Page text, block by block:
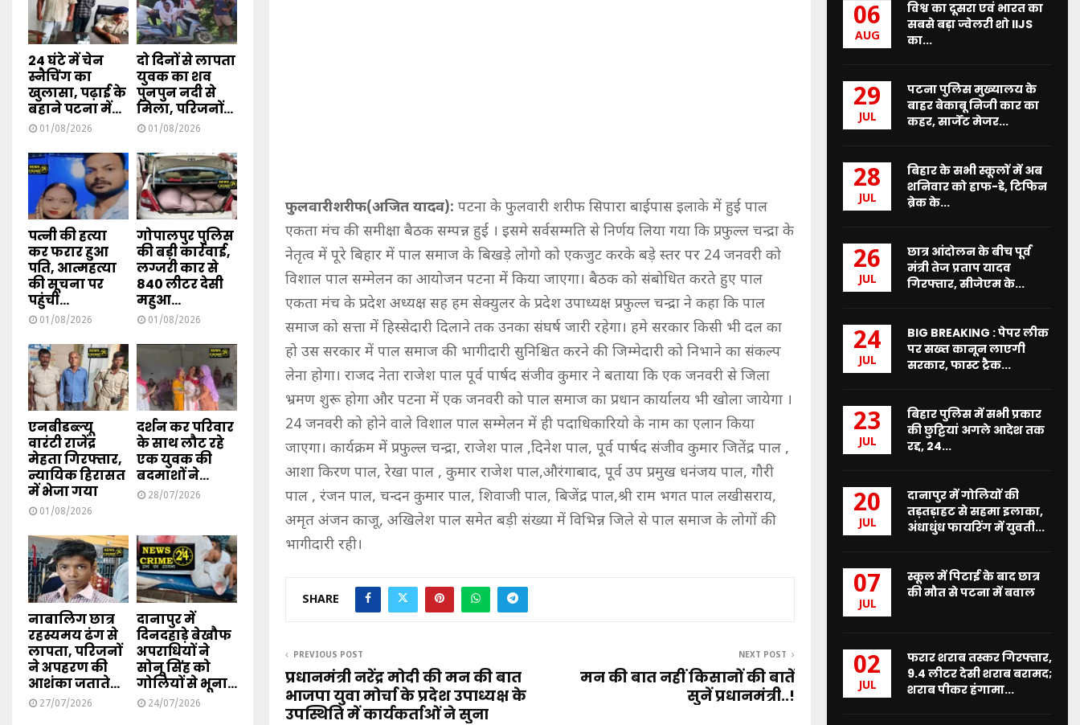
फुलवारीशरीफ(अजित यादव): पटना के फुलवारी शरीफ सिपारा बाईपास इलाके में हुई पाल
एकता मंच की समीक्षा बैठक सम्पन्न हुई । इसमे सर्वसम्मति से निर्णय लिया गया कि प्रफुल्ल चन्द्रा के
नेतृत्व में पूरे बिहार में पाल समाज के बिखड़े लोगो को एकजुट करके बड़े स्तर पर 24 जनवरी को
विशाल पाल सम्मेलन का आयोजन पटना में किया जाएगा। बैठक को संबोधित करते हुए पाल
एकता मंच के प्रदेश अध्यक्ष सह हम सेक्युलर के प्रदेश उपाध्यक्ष प्रफुल्ल चन्द्रा ने कहा कि पाल
समाज को सत्ता में हिस्सेदारी दिलाने तक उनका संघर्ष जारी रहेगा। हमे सरकार किसी भी दल का
हो उस सरकार में पाल समाज की भागीदारी सुनिश्चित करने की जिम्मेदारी को निभाने का संकल्प
लेना होगा। राजद नेता राजेश पाल पूर्व पार्षद संजीव कुमार ने बताया कि एक जनवरी से जिला
भ्रमण शुरू होगा और पटना में एक जनवरी को पाल समाज का प्रधान कार्यालय भी खोला जायेगा ।
24 जनवरी को होने वाले विशाल पाल सम्मेलन में ही पदाधिकारियो के नाम का एलान किया
जाएगा। कार्यक्रम में प्रफुल्ल चन्द्रा, राजेश पाल ,दिनेश पाल, पूर्व पार्षद संजीव कुमार जितेंद्र पाल ,
आशा किरण पाल, रेखा पाल , कुमार राजेश पाल,औरंगाबाद, पूर्व उप प्रमुख धनंजय पाल, गौरी
पाल , रंजन पाल, चन्दन कुमार पाल, शिवाजी पाल, बिजेंद्र पाल,श्री राम भगत पाल लखीसराय,
अमृत अंजन काजू, अखिलेश पाल समेत बड़ी संख्या में विभिन्न जिले से पाल समाज के लोगों की
भागीदारी रही।
SHARE
PREVIOUS POST
प्रधानमंत्री नरेंद्र मोदी की मन की बात
भाजपा युवा मोर्चा के प्रदेश उपाध्यक्ष के
उपस्थिति में कार्यकर्ताओं ने सुना
NEXT POST
मन की बात नहीं किसानों की बातें
सुनें प्रधानमंत्री..!
24 घंटे में चेन
स्नैचिंग का
खुलासा, पढ़ाई के
बहाने पटना में...
01/08/2026
दो दिनों से लापता
युवक का शव
पुनपुन नदी से
मिला, परिजनों...
01/08/2026
पत्नी की हत्या
कर फरार हुआ
पति, आत्महत्या
की सूचना पर
पहुंची...
01/08/2026
गोपालपुर पुलिस
की बड़ी कार्रवाई,
लग्जरी कार से
840 लीटर देसी
महुआ...
01/08/2026
एनबीडब्ल्यू
वारंटी राजेंद्र
मेहता गिरफ्तार,
न्यायिक हिरासत
में भेजा गया
01/08/2026
दर्शन कर परिवार
के साथ लौट रहे
एक युवक की
बदमाशों ने...
28/07/2026
नाबालिग छात्र
रहस्यमय ढंग से
लापता, परिजनों
ने अपहरण की
आशंका जताते...
27/07/2026
दानापुर में
दिनदहाड़े बेखौफ
अपराधियों ने
सोनू सिंह को
गोलियों से भूना...
24/07/2026
06
AUG
विश्व का दूसरा एवं भारत का
सबसे बड़ा ज्वेलरी शो IIJS
का...
29
JUL
पटना पुलिस मुख्यालय के
बाहर बेकाबू निजी कार का
कहर, सार्जेंट मेजर...
28
JUL
बिहार के सभी स्कूलों में अब
शनिवार को हाफ-डे, टिफिन
ब्रेक के...
26
JUL
छात्र आंदोलन के बीच पूर्व
मंत्री तेज प्रताप यादव
गिरफ्तार, सीजेएम के...
24
JUL
BIG BREAKING : पेपर लीक
पर सख्त कानून लाएगी
सरकार, फास्ट ट्रैक...
23
JUL
बिहार पुलिस में सभी प्रकार
की छुट्टियां अगले आदेश तक
रद्द, 24...
20
JUL
दानापुर में गोलियों की
तड़तड़ाहट से सहमा इलाका,
अंधाधुंध फायरिंग में युवती...
07
JUL
स्कूल में पिटाई के बाद छात्र
की मौत से पटना में बवाल
02
JUL
फरार शराब तस्कर गिरफ्तार,
9.4 लीटर देसी शराब बरामद;
शराब पीकर हंगामा...